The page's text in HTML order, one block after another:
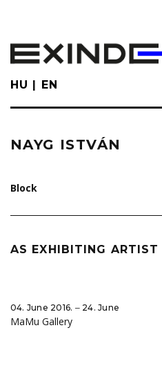
main
content
HU EN
NAYG ISTVÁN
Block
AS EXHIBITING ARTIST
04. June 2016. ‒ 24. June
MaMu Gallery